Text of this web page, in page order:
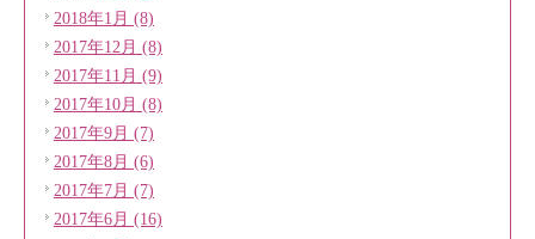
2018年1月 (8)
2017年12月 (8)
2017年11月 (9)
2017年10月 (8)
2017年9月 (7)
2017年8月 (6)
2017年7月 (7)
2017年6月 (16)